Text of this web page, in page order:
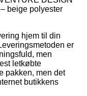
beige polyester
hjem til din
er
men
letkøbte
pakken, men det
butikkens